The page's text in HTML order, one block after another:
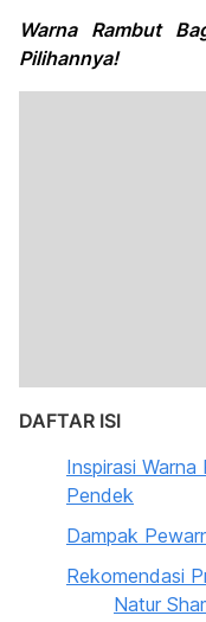
Warna Rambut
Pilihannya!
DAFTAR ISI
Inspirasi
Pendek
Dampak
Rekomendasi
Natur